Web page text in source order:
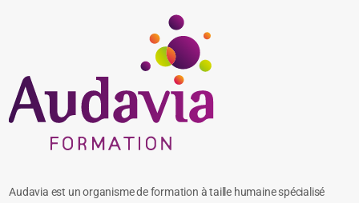
Audavia est un organisme de formation à taille humaine spécialisé